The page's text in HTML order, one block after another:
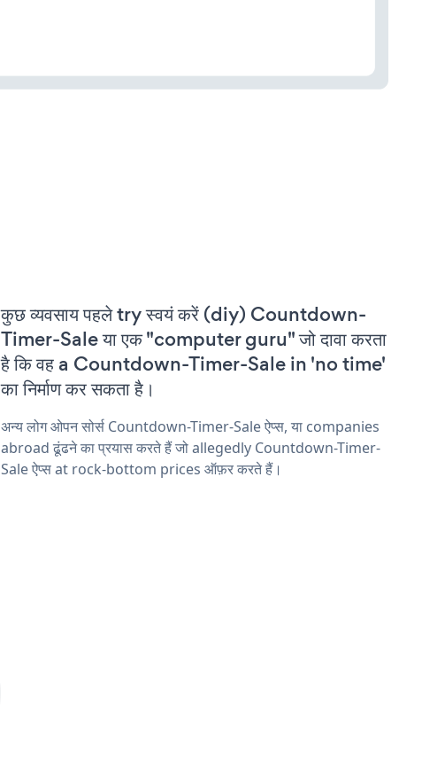
कुछ व्यवसाय पहले try स्वयं करें (diy) Countdown-
Timer-Sale या एक "computer guru" जो दावा करता
है कि वह a Countdown-Timer-Sale in 'no time'
का निर्माण कर सकता है।
अन्य लोग ओपन सोर्स Countdown-Timer-Sale ऐप्स, या companies
abroad ढूंढने का प्रयास करते हैं जो allegedly Countdown-Timer-
Sale ऐप्स at rock-bottom prices ऑफ़र करते हैं।